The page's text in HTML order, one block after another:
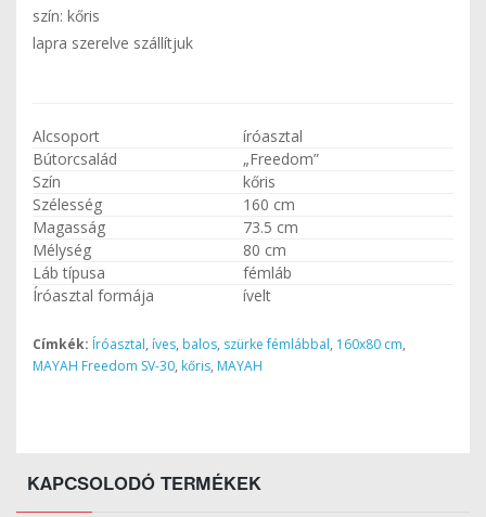
szín: kőris
lapra szerelve szállítjuk
Alcsoport
íróasztal
Bútorcsalád
„Freedom”
Szín
kőris
Szélesség
160 cm
Magasság
73.5 cm
Mélység
80 cm
Láb típusa
fémláb
Íróasztal formája
ívelt
Címkék: Íróasztal, íves, balos, szürke fémlábbal, 160x80 cm,
MAYAH Freedom SV-30, kőris, MAYAH
KAPCSOLODÓ TERMÉKEK